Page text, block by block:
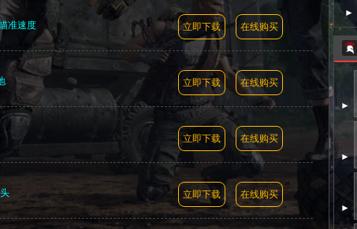
准速度
立即下载 在线购买
立即下载 在线购买
立即下载 在线购买
立即下载 在线购买